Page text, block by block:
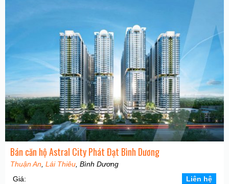
Bán căn hộ Astral City Phát Đạt Bình Dương
Thuận An, Lái Thiêu, Bình Dương
Giá:
Liên hệ